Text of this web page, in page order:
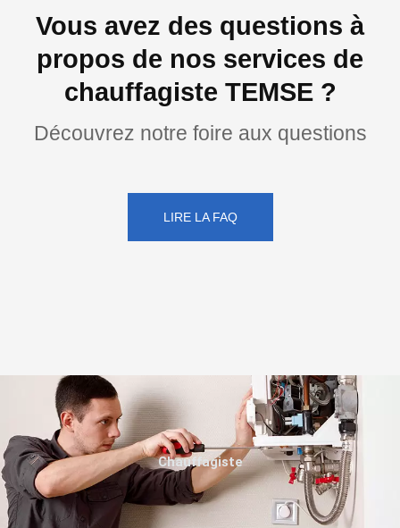
Vous avez des questions à
propos de nos services de
chauffagiste TEMSE ?
Découvrez notre foire aux questions
LIRE LA FAQ
Chauffagiste